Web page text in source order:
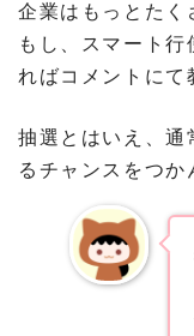
企業はもっとたく
もし、スマート
ればコメントにて
抽選とはいえ、通
るチャンスをつか